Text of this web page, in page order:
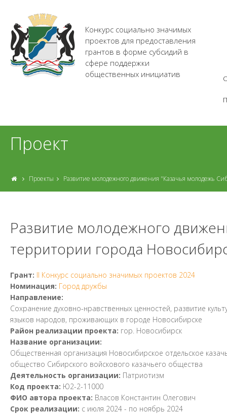
Конкурс социально значимых
проектов для предоставления
грантов в форме субсидий в
сфере поддержки
общественных инициатив
Проект
Проекты Развитие молодежного движения "Казачья молодежь
Развитие молодежного
территории города
Грант: II Конкурс социально значимых проектов 2024
Номинация: Город дружбы
Направление:
Cохранение духовно-нравственных ценностей, развитие
языков народов, проживающих в городе Новосибирске
Район реализации проекта: гор. Новосибирск
Название организации:
Общественная организация Новосибирское отдельское
общество Сибирского войскового казачьего общества
Деятельность организации: Патриотизм
Код проекта: Ю2-2-11000
ФИО автора проекта: Власов Константин Олегович
Срок реализации: с июля 2024 - по ноябрь 2024